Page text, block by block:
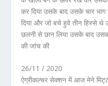
कर दिया उसके बाद उसके चार
दिया और जो बचे हुवे तीन हिस्से थे
छलनी से छान लिया उसके बाद
की जांच की
26/11 / 2020
ऐग्रीकल्चर सेक्शन में आज मेने